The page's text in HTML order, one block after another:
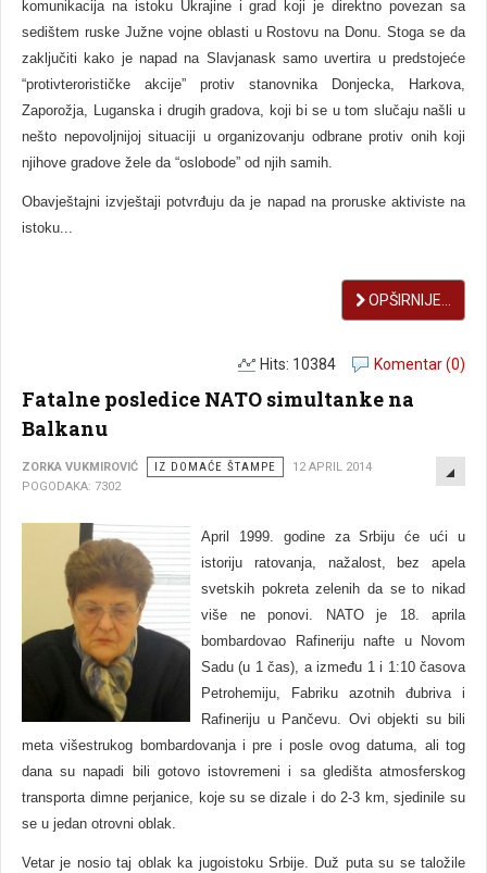
komunikacija na istoku Ukrajine i grad koji je direktno povezan sa
sedištem ruske Južne vojne oblasti u Rostovu na Donu. Stoga se da
zaključiti kako je napad na Slavjanask samo uvertira u predstojeće
“protivterorističke akcije” protiv stanovnika Donjecka, Harkova,
Zaporožja, Luganska i drugih gradova, koji bi se u tom slučaju našli u
nešto nepovoljnijoj situaciji u organizovanju odbrane protiv onih koji
njihove gradove žele da “oslobode” od njih samih.
Obavještajni izvještaji potvrđuju da je napad na proruske aktiviste na
istoku...
OPŠIRNIJE...
Komentar (0)
Hits: 10384
Fatalne posledice NATO simultanke na
Balkanu
ZORKA VUKMIROVIĆ IZ DOMAĆE ŠTAMPE
12 APRIL 2014
POGODAKA: 7302
April 1999. godine za Srbiju će ući u
istoriju ratovanja, nažalost, bez apela
svetskih pokreta zelenih da se to nikad
više ne ponovi. NATO je 18. aprila
bombardovao Rafineriju nafte u Novom
Sadu (u 1 čas), a između 1 i 1:10 časova
Petrohemiju, Fabriku azotnih đubriva i
Rafineriju u Pančevu. Ovi objekti su bili
meta višestrukog bombardovanja i pre i posle ovog datuma, ali tog
dana su napadi bili gotovo istovremeni i sa gledišta atmosferskog
transporta dimne perjanice, koje su se dizale i do 2-3 km, sjedinile su
se u jedan otrovni oblak.
Vetar je nosio taj oblak ka jugoistoku Srbije. Duž puta su se taložile